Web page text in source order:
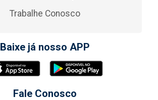
Trabalhe Conosco
Baixe já nosso APP
Fale Conosco